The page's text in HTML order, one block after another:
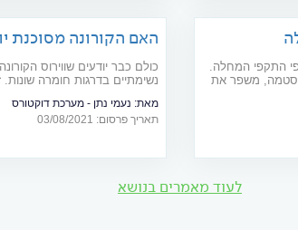
התקפי המחלה.
משפר את
האם הקורונה מסוכנת
כולם כבר יודעים שווירוס
נשימתיים בדרגות חומרה
לבריאותכם והוא נובע גם
היא עדיין מחלה חדשה ולרובנו
מאת: נעמי נתן - מערכת דוקטורס
תאריך פרסום: 03/08/2021
לעוד מאמרים בנושא